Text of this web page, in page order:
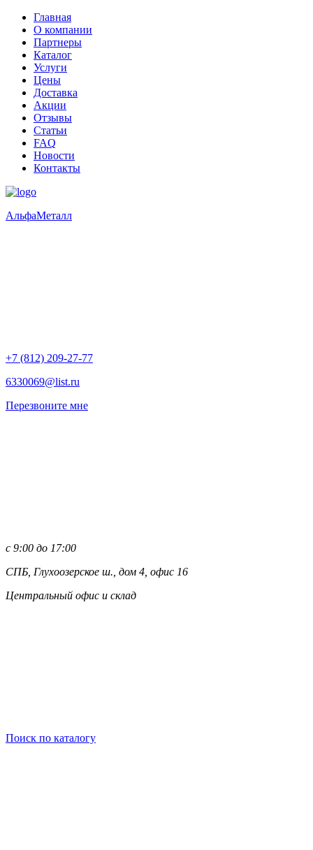
Главная
О компании
Партнеры
Каталог
Услуги
Цены
Доставка
Акции
Отзывы
Статьи
FAQ
Новости
Контакты
АльфаМеталл
+7 (812) 209-27-77
6330069@list.ru
Перезвоните мне
с 9:00 до 17:00
СПБ, Глухоозерское ш., дом 4, офис 16
Центральный офис и склад
Поиск по каталогу